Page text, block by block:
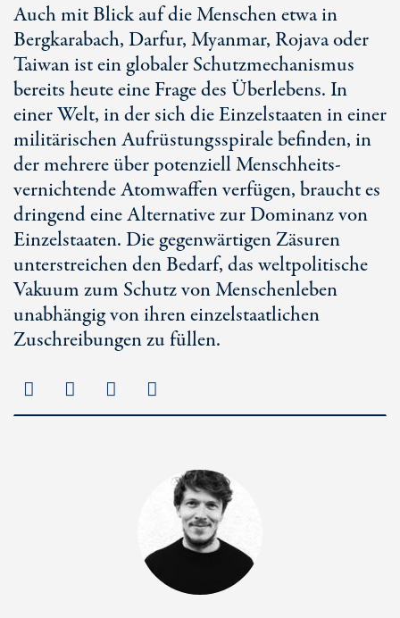
Auch mit Blick auf die Menschen etwa in
Bergkarabach, Darfur, Myanmar, Rojava oder
Taiwan ist ein globaler Schutzmechanismus
bereits heute eine Frage des Überlebens. In
einer Welt, in der sich die Einzelstaaten in einer
militärischen Aufrüstungsspirale befinden, in
der mehrere über potenziell Menschheits-
vernichtende Atomwaffen verfügen, braucht es
dringend eine Alternative zur Dominanz von
Einzelstaaten. Die gegenwärtigen Zäsuren
unterstreichen den Bedarf, das weltpolitische
Vakuum zum Schutz von Menschenleben
unabhängig von ihren einzelstaatlichen
Zuschreibungen zu füllen.